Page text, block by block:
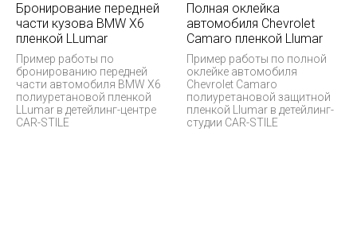
Бронирование передней
части кузова BMW X6
пленкой LLumar
Пример работы по
бронированию передней
части автомобиля BMW X6
полиуретановой пленкой
LLumar в детейлинг-центре
CAR-STILE
Полная оклейка
автомобиля Chevrolet
Camaro пленкой Llumar
Пример работы по полной
оклейке автомобиля
Chevrolet Camaro
полиуретановой защитной
пленкой Llumar в детейлинг-
студии CAR-STILE